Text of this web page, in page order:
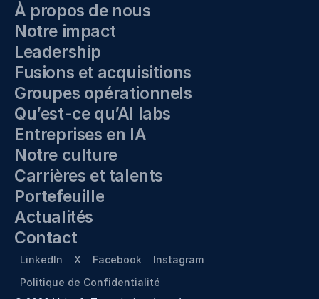
À propos de nous
Notre impact
Leadership
Fusions et acquisitions
Groupes opérationnels
Qu’est-ce qu’AI labs
Entreprises en IA
Notre culture
Carrières et talents
Portefeuille
Actualités
Contact
LinkedIn X Facebook
Instagram
Politique de Confidentialité